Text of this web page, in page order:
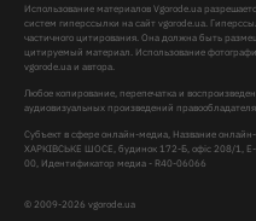
© 2009-2026 vgorode.ua
Использование материалов Vgorode.ua
систем гиперссылки на сайт vgorode.ua.
частичного цитирования. Она должна быть
цитируемый материал. Использование
vgorode.ua и автора.
Любое копирование, перепечатка и
аудиовизуальных произведений
Субъект в сфере онлайн-медиа, Название
ХАРКІВСЬКЕ ШОСЕ, будинок 172-Б, офіс 208/1,
00, Идентификатор медиа - R40-06066